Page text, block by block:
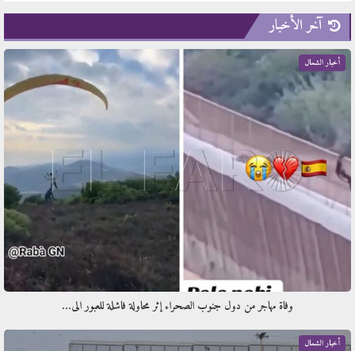
آخر الأخبار
أخبار الشمال
وفاة مهاجر من دول جنوب الصحراء إثر محاولة فاشلة للعبور الى…
أخبار الشمال